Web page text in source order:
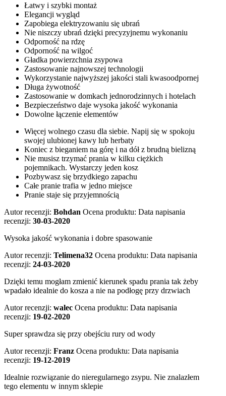
Łatwy i szybki montaż
Elegancji wygląd
Zapobiega elektryzowaniu się ubrań
Nie niszczy ubrań dzięki precyzyjnemu wykonaniu
Odporność na rdzę
Odporność na wilgoć
Gładka powierzchnia zsypowa
Zastosowanie najnowszej technologii
Wykorzystanie najwyższej jakości stali kwasoodpornej
Długa żywotność
Zastosowanie w domkach jednorodzinnych i hotelach
Bezpieczeństwo daje wysoka jakość wykonania
Dowolne łączenie elementów
Więcej wolnego czasu dla siebie. Napij się w spokoju
swojej ulubionej kawy lub herbaty
Koniec z bieganiem na górę i na dół z brudną bielizną
Nie musisz trzymać prania w kilku ciężkich
pojemnikach. Wystarczy jeden kosz
Pozbywasz się brzydkiego zapachu
Całe pranie trafia w jedno miejsce
Pranie staje się przyjemnością
Autor recenzji: Bohdan Ocena produktu: Data napisania
recenzji: 30-03-2020
Wysoka jakość wykonania i dobre spasowanie
Autor recenzji: Telimena32 Ocena produktu: Data napisania
recenzji: 24-03-2020
Dzięki temu mogłam zmienić kierunek spadu prania tak żeby
wpadało idealnie do kosza a nie na podłogę przy drzwiach
Autor recenzji: walec Ocena produktu: Data napisania
recenzji: 19-02-2020
Super sprawdza się przy obejściu rury od wody
Autor recenzji: Franz Ocena produktu: Data napisania
recenzji: 19-12-2019
Idealnie rozwiązanie do nieregularnego zsypu. Nie znalazłem
tego elementu w innym sklepie